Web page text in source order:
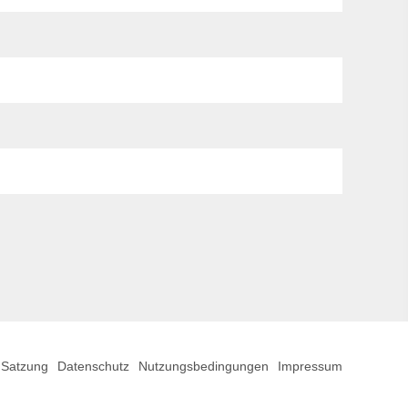
Satzung Datenschutz Nutzungsbedingungen Impressum